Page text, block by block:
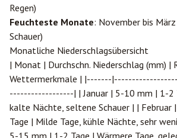
Regen)
Feuchteste Monate: November bis
Schauer)
Monatliche Niederschlagsübersicht
| Monat | Durchschn. Niederschlag (mm) |
Wettermerkmale | |-------
------------------| | Januar | 5-10 mm | 1-2
kalte Nächte, seltene Schauer | | Februar
Tage | Milde Tage, kühle Nächte, sehr
5-15 mm | 1-2 Tage | Wärmere Tage,